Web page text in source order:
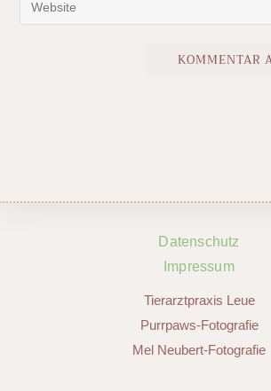
Datenschutz
Impressum
Tierarztpraxis Leue
Purrpaws-Fotografie
Mel Neubert-Fotografie